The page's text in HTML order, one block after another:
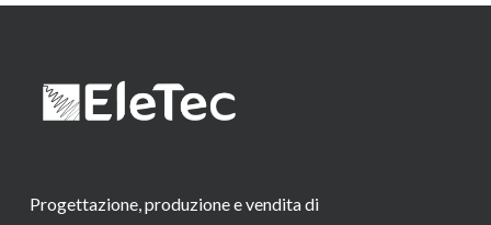
Progettazione, produzione e vendita di